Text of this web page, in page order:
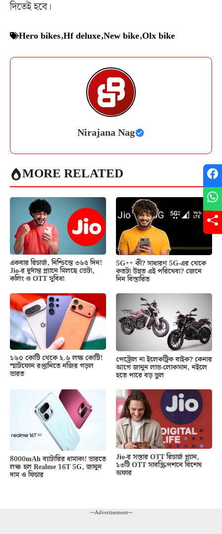
দিতেই হবে।
Hero bikes,Hf deluxe,New bike,Olx bike
Nirajana Nag
MORE RELATED
একবার রিচার্জ, নিশ্চিন্তে ৩৬৫ দিন!
Jio-র দুর্দান্ত প্ল্যানে মিলছে ডেটা,
কলিং ও OTT সুবিধা
5G++ কী? সাধারণ 5G-এর থেকে
কতটা উন্নত এই পরিষেবা? জেনে
নিন বিস্তারিত
১৬০ কোটি থেকে ২.৬ লক্ষ কোটি!
স্মার্টফোন রপ্তানিতে নজির গড়ল
ভারত
পেট্রোল না ইলেকট্রিক বাইক? কেনার
আগে জানুন লাভ-লোকসান, নইলে
হতে পারে বড় ভুল
8000mAh ব্যাটারির ধামাকা! ভারতে
লঞ্চ হল Realme 16T 5G, জানুন
দাম ও ফিচার
Jio-র সস্তার OTT রিচার্জ প্ল্যান,
১৩টি OTT সাবস্ক্রিপশনে বিশেষ
অফার
---Advertisement---